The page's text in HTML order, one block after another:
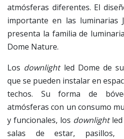
atmósferas diferentes. El
importante en las luminarias
presenta la familia de
Dome Nature.
Los downlightled Dome de
que se pueden instalar en
techos. Su forma de
atmósferas con un consumo
y funcionales, los downlightled
salas de estar, pasillos,